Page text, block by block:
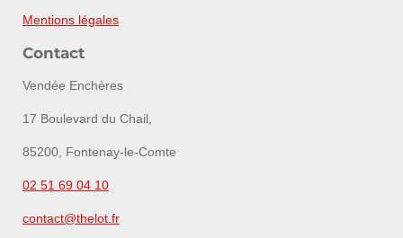
Mentions légales
Contact
Vendée Enchères
17 Boulevard du Chail,
85200, Fontenay-le-Comte
02 51 69 04 10
contact@thelot.fr